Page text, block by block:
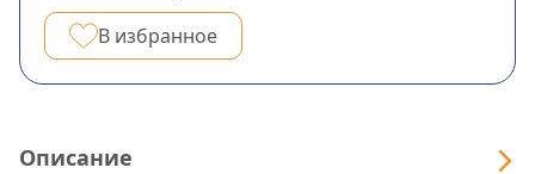
В избранное
Описание